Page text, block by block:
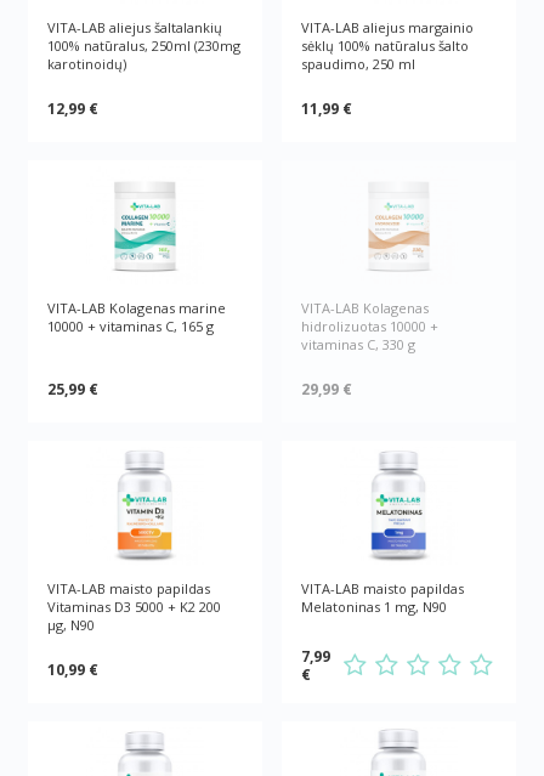
VITA-LAB aliejus šaltalankių
100% natūralus, 250ml (230mg
karotinoidų)
12,99 €
VITA-LAB aliejus margainio
sėklų 100% natūralus šalto
spaudimo, 250 ml
11,99 €
VITA-LAB Kolagenas marine
10000 + vitaminas C, 165 g
25,99 €
VITA-LAB Kolagenas
hidrolizuotas 10000 +
vitaminas C, 330 g
29,99 €
VITA-LAB maisto papildas
Vitaminas D3 5000 + K2 200
µg, N90
10,99 €
VITA-LAB maisto papildas
Melatoninas 1 mg, N90
7,99
€